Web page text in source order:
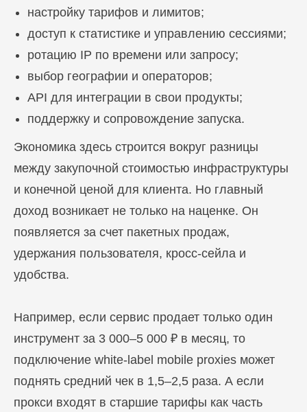
настройку тарифов и лимитов;
доступ к статистике и управлению сессиями;
ротацию IP по времени или запросу;
выбор географии и операторов;
API для интеграции в свои продукты;
поддержку и сопровождение запуска.
Экономика здесь строится вокруг разницы
между закупочной стоимостью инфраструктуры
и конечной ценой для клиента. Но главный
доход возникает не только на наценке. Он
появляется за счет пакетных продаж,
удержания пользователя, кросс-сейла и
удобства.
Например, если сервис продает только один
инструмент за 3 000–5 000 ₽ в месяц, то
подключение white-label mobile proxies может
поднять средний чек в 1,5–2,5 раза. А если
прокси входят в старшие тарифы как часть